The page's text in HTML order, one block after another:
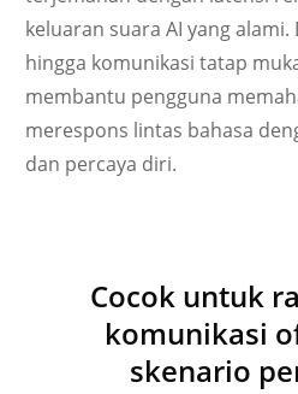
keluaran suara AI yang
hingga komunikasi tatap
membantu pengguna
merespons lintas bahasa
dan percaya diri.
Cocok untuk
komunikasi
skenario